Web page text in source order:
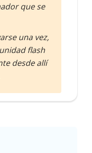
que se
una vez,
flash
desde allí